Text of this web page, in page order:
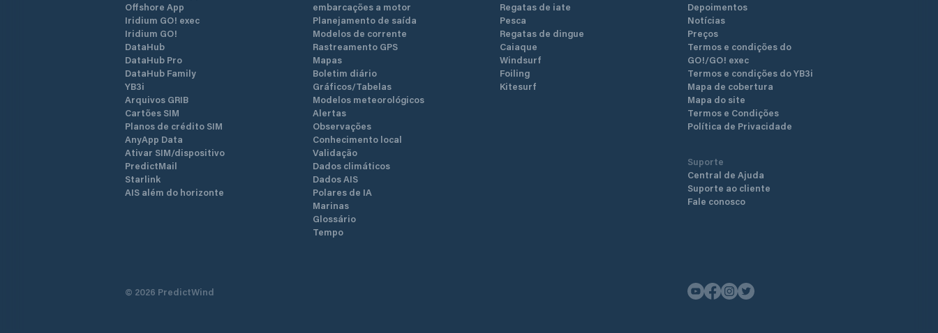
Offshore App
Iridium GO! exec
Iridium GO!
DataHub
DataHub Pro
DataHub Family
YB3i
Arquivos GRIB
Cartões SIM
Planos de crédito SIM
AnyApp Data
Ativar SIM/dispositivo
PredictMail
Starlink
AIS além do horizonte
embarcações a motor
Planejamento de saída
Modelos de corrente
Rastreamento GPS
Mapas
Boletim diário
Gráficos/Tabelas
Modelos meteorológicos
Alertas
Observações
Conhecimento local
Validação
Dados climáticos
Dados AIS
Polares de IA
Marinas
Glossário
Tempo
Regatas de iate
Pesca
Regatas de dingue
Caiaque
Windsurf
Foiling
Kitesurf
Depoimentos
Notícias
Preços
Termos e condições do
GO!/GO! exec
Termos e condições do YB3i
Mapa de cobertura
Mapa do site
Termos e Condições
Política de Privacidade
Suporte
Central de Ajuda
Suporte ao cliente
Fale conosco
© 2026 PredictWind